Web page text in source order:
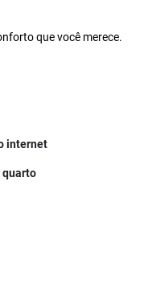
que você merece.
internet